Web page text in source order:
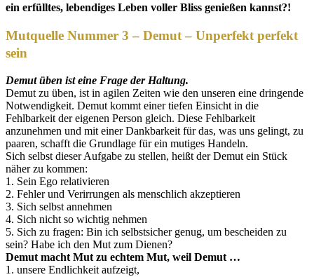
ein erfülltes, lebendiges Leben voller Bliss genießen kannst?!
Mutquelle Nummer 3 – Demut – Unperfekt perfekt
sein
Demut üben ist eine Frage der Haltung.
Demut zu üben, ist in agilen Zeiten wie den unseren eine dringende
Notwendigkeit. Demut kommt einer tiefen Einsicht in die
Fehlbarkeit der eigenen Person gleich. Diese Fehlbarkeit
anzunehmen und mit einer Dankbarkeit für das, was uns gelingt, zu
paaren, schafft die Grundlage für ein mutiges Handeln.
Sich selbst dieser Aufgabe zu stellen, heißt der Demut ein Stück
näher zu kommen:
1. Sein Ego relativieren
2. Fehler und Verirrungen als menschlich akzeptieren
3. Sich selbst annehmen
4. Sich nicht so wichtig nehmen
5. Sich zu fragen: Bin ich selbstsicher genug, um bescheiden zu
sein? Habe ich den Mut zum Dienen?
Demut macht Mut zu echtem Mut, weil Demut …
1. unsere Endlichkeit aufzeigt,